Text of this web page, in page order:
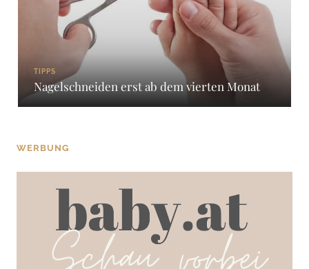
TIPPS
Nagelschneiden erst ab dem vierten Monat
WERBUNG